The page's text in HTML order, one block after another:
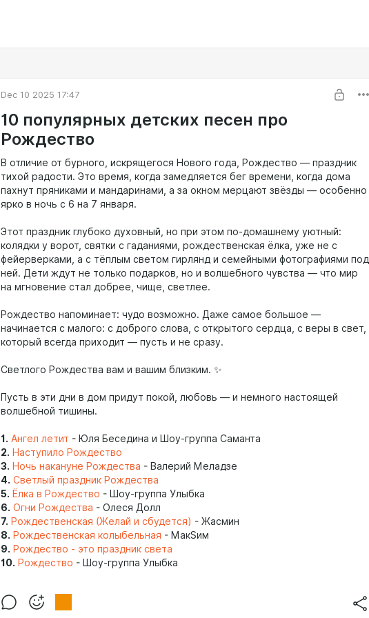
Dec 10 2025 17:47
10 популярных детских песен про
Рождество
В отличие от бурного, искрящегося Нового года, Рождество — праздник
тихой радости. Это время, когда замедляется бег времени, когда дома
пахнут пряниками и мандаринами, а за окном мерцают звёзды — особенно
ярко в ночь с 6 на 7 января.
Этот праздник глубоко духовный, но при этом по-домашнему уютный:
колядки у ворот, святки с гаданиями, рождественская ёлка, уже не с
фейерверками, а с тёплым светом гирлянд и семейными фотографиями под
ней. Дети ждут не только подарков, но и волшебного чувства — что мир
на мгновение стал добрее, чище, светлее.
Рождество напоминает: чудо возможно. Даже самое большое —
начинается с малого: с доброго слова, с открытого сердца, с веры в свет,
который всегда приходит — пусть и не сразу.
Светлого Рождества вам и вашим близким. ✨
Пусть в эти дни в дом придут покой, любовь — и немного настоящей
волшебной тишины.
1. Ангел летит - Юля Беседина и Шоу-группа Саманта
2. Наступило Рождество
3. Ночь накануне Рождества - Валерий Меладзе
4. Светлый праздник Рождества
5. Ёлка в Рождество - Шоу-группа Улыбка
6. Огни Рождества - Олеся Долл
7. Рождественская (Желай и сбудется) - Жасмин
8. Рождественская колыбельная - МакSим
9. Рождество - это праздник света
10. Рождество - Шоу-группа Улыбка